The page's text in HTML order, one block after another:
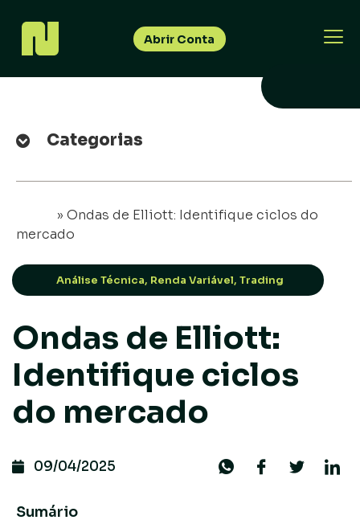
Abrir Conta
Categorias
» Ondas de Elliott: Identifique ciclos do
mercado
Análise Técnica, Renda Variável, Trading
Ondas de Elliott:
Identifique ciclos
do mercado
09/04/2025
Sumário